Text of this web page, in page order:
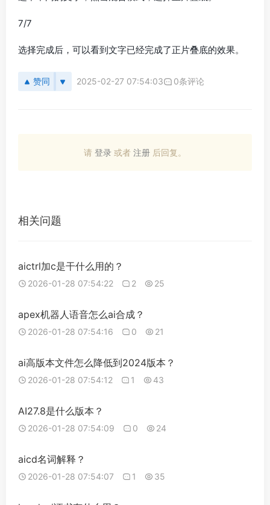
7/7
选择完成后，可以看到文字已经完成了正片叠底的效果。
赞同 2025-02-27 07:54:03 0条评论
请 登录 或者 注册 后回复。
相关问题
aictrl加c是干什么用的？
2026-01-28 07:54:22 2 25
apex机器人语音怎么ai合成？
2026-01-28 07:54:16 0 21
ai高版本文件怎么降低到2024版本？
2026-01-28 07:54:12 1 43
AI27.8是什么版本？
2026-01-28 07:54:09 0 24
aicd名词解释？
2026-01-28 07:54:07 1 35